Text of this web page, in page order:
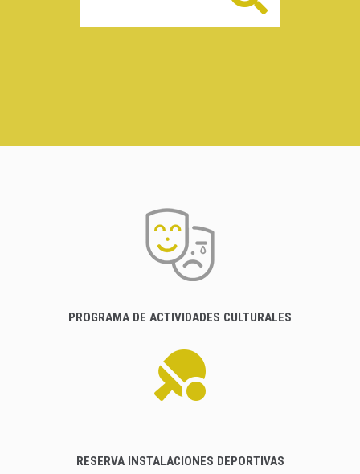
PROGRAMA DE ACTIVIDADES CULTURALES
RESERVA INSTALACIONES DEPORTIVAS